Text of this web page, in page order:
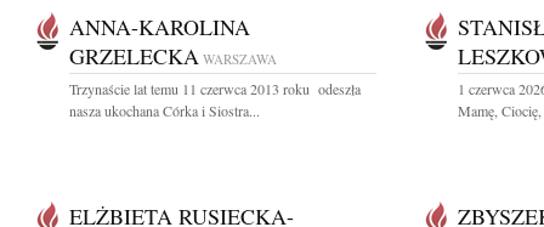
ANNA-KAROLINA
GRZELECKA WARSZAWA
Trzynaście lat temu 11 czerwca 2013 roku odeszła
nasza ukochana Córka i Siostra...
1 czerwca
Mamę,
ELŻBIETA RUSIECKA-